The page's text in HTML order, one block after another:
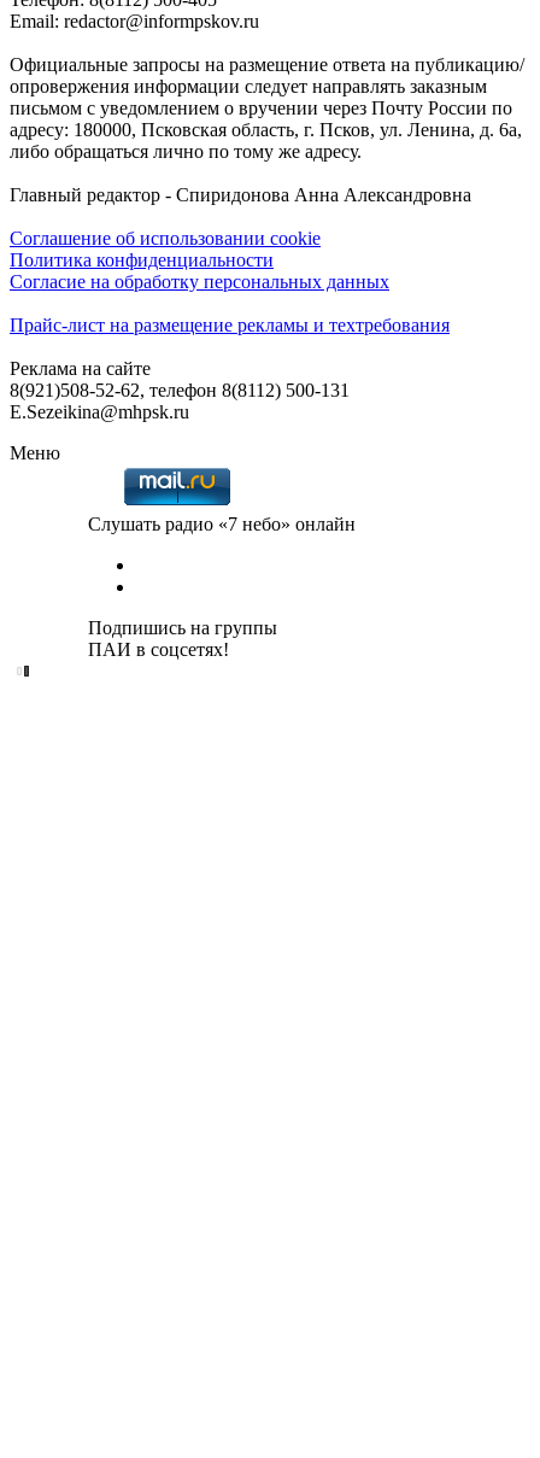
Email: redactor@informpskov.ru
Официальные запросы на размещение ответа на публикацию/
опровержения информации следует направлять заказным
письмом с уведомлением о вручении через Почту России по
адресу: 180000, Псковская область, г. Псков, ул. Ленина, д. 6а,
либо обращаться лично по тому же адресу.
Главный редактор - Спиридонова Анна Александровна
Соглашение об использовании cookie
Политика конфиденциальности
Согласие на обработку персональных данных
Прайс-лист на размещение рекламы и техтребования
Реклама на сайте
8(921)508-52-62, телефон 8(8112) 500-131
E.Sezeikina@mhpsk.ru
Меню
Слушать радио «7 небо» онлайн
Подпишись на группы
ПАИ в соцсетях!